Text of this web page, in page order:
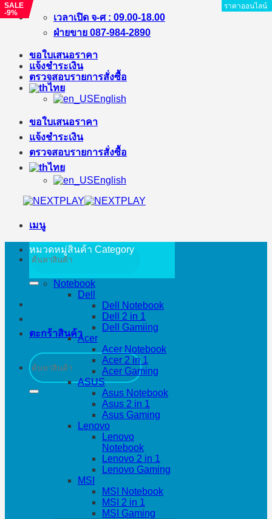
ข้าม
เนื้อหา
เวลาเปิด จ-ศ : 09.00-18.00
ฝ่ายขาย 087-984-2890
ขอใบเสนอราคา
แจ้งชำระเงิน
ตรวจสอบรายการสั่งซื้อ
ไทย
English
ขอใบเสนอราคา
แจ้งชำระเงิน
ตรวจสอบรายการสั่งซื้อ
ไทย
English
เมนู
ค้นหา:
ตะกร้าสินค้า
ค้นหา:
หมวดหมู่สินค้า Category
Notebook
Dell
Dell Notebook
Dell 2 in 1
Dell Gamiing
Acer
Acer Notebook
Acer 2 in 1
Acer Gaming
ASUS
Asus Notebook
Asus 2 in 1
Asus Gaming
Lenovo
Lenovo
Notebook
Lenovo 2 in 1
Lenovo Gaming
MSI
MSI Notebook
MSI 2 in 1
MSI Gaming
ราคาออนไลน์
SALE
-8%
ราคาออนไลน์
ราคาออนไลน์
ราคาออนไลน์
ราคาออนไลน์
ราคาออนไลน์
SALE
-10%
ราคาออนไลน์
SALE
-%
ราคาออนไลน์
SALE
-9%